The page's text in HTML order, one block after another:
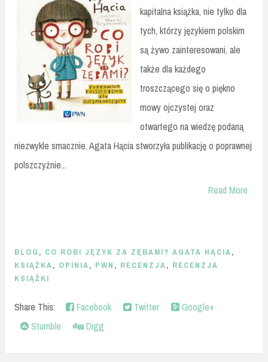
kapitalna książka, nie tylko dla
tych, którzy językiem polskim
są żywo zainteresowani, ale
także dla każdego
troszczącego się o piękno
mowy ojczystej oraz
otwartego na wiedzę podaną
niezwykle smacznie. Agata Hącia stworzyła publikację o poprawnej
polszczyźnie...
Read More
BLOG , CO ROBI JĘZYK ZA ZĘBAMI? AGATA HĄCIA,
KSIĄŻKA, OPINIA, PWN , RECENZJA, RECENZJA
KSIĄŻKI
Share This: Facebook Twitter
Google+
Stumble
Digg